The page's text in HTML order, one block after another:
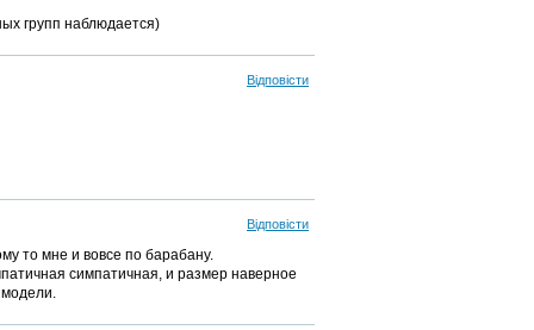
групп наблюдается)
Відповісти
Відповісти
то мне и вовсе по барабану.
симпатичная, и размер наверное
модели.